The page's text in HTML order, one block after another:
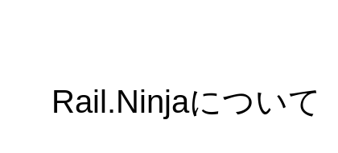
Rail.Ninjaについて